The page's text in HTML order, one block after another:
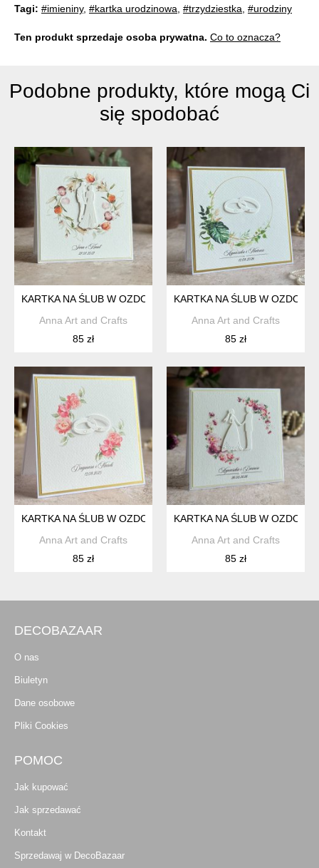
Tagi: #imieniny, #kartka urodzinowa, #trzydziestka, #urodziny
Ten produkt sprzedaje osoba prywatna. Co to oznacza?
Podobne produkty, które mogą Ci
się spodobać
KARTKA NA ŚLUB W OZDOBNEJ KOPERCIE, WE21
Anna Art and Crafts
85 zł
KARTKA NA ŚLUB W
Anna Art and Crafts
85 zł
KARTKA NA ŚLUB W OZDOBNEJ KOPERCIE, WA 26E
Anna Art and Crafts
85 zł
KARTKA NA ŚLUB W
Anna Art and Crafts
85 zł
DECOBAZAAR
O nas
Biuletyn
Dane osobowe
Pliki Cookies
POMOC
Jak kupować
Jak sprzedawać
Kontakt
Sprzedawaj w DecoBazaar